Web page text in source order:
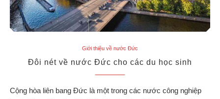
Giới thiệu về nước Đức
Đôi nét về nước Đức cho các du học sinh
Cộng hòa liên bang Đức là một trong các nước công nghiệp